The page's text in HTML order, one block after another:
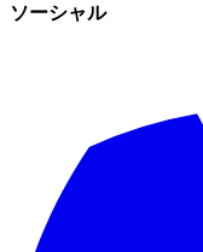
ソーシャル